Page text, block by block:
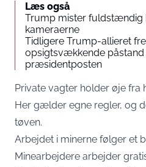
Læs også
Trump mister fuldstændig
kameraerne
Tidligere Trump-allieret
opsigtsvækkende
præsidentposten
Private vagter holder øje fra
Her gælder egne regler, og
tøven.
Arbejdet i minerne følger et
Minearbejdere arbejder